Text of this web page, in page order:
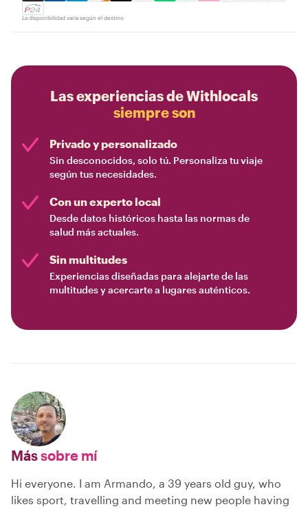
La disponibilidad varía según el destino
Las experiencias de Withlocals
siempre son
Privado y personalizado
Sin desconocidos, solo tú. Personaliza tu viaje
según tus necesidades.
Con un experto local
Desde datos históricos hasta las normas de
salud más actuales.
Sin multitudes
Experiencias diseñadas para alejarte de las
multitudes y acercarte a lugares auténticos.
Mássobre mí
Hi everyone. I am Armando, a 39 years old guy, who
likes sport, travelling and meeting new people having